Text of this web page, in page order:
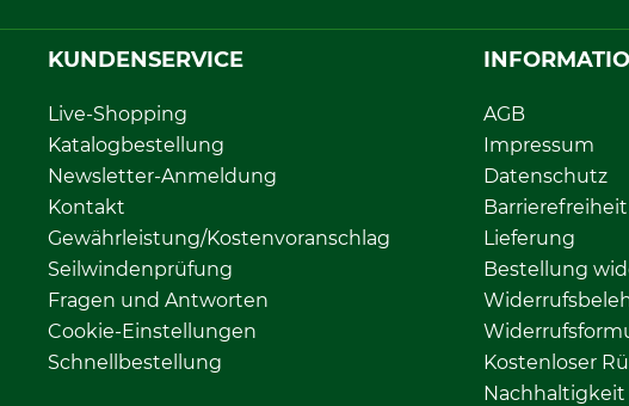
KUNDENSERVICE
Live-Shopping
Katalogbestellung
Newsletter-Anmeldung
Kontakt
Gewährleistung/Kostenvoranschlag
Seilwindenprüfung
Fragen und Antworten
Cookie-Einstellungen
Schnellbestellung
AGB
Impressum
Datenschutz
Barrierefreiheit
Lieferung
Bestellung
Kostenloser
Nachhaltigkeit